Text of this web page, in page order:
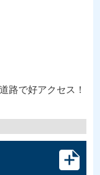
路で好アクセス！